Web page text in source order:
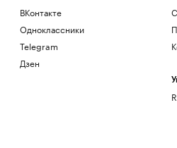
ВКонтакте
Одноклассники
Telegram
Дзен